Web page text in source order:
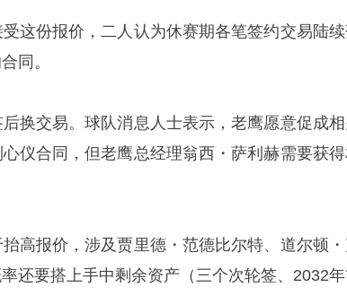
这份报价，二人认为休赛期各笔签约交易陆
同。
换交易。球队消息人士表示，老鹰愿意促成
仪合同，但老鹰总经理翁西・萨利赫需要获
高报价，涉及贾里德・范德比尔特、道尔顿
还要搭上手中剩余资产（三个次轮签、2032